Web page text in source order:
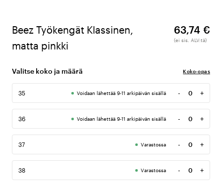
Beez Työkengät Klassinen,
matta pinkki
63,74 €
(ei sis. ALV:tä)
Valitse koko ja määrä Koko-opas
35 Voidaan lähettää 9-11 arkipäivän sisällä -
Määrä
+
36 Voidaan lähettää 9-11 arkipäivän sisällä -
Määrä
+
37 Varastossa -
Määrä
+
38 Varastossa -
Määrä
+